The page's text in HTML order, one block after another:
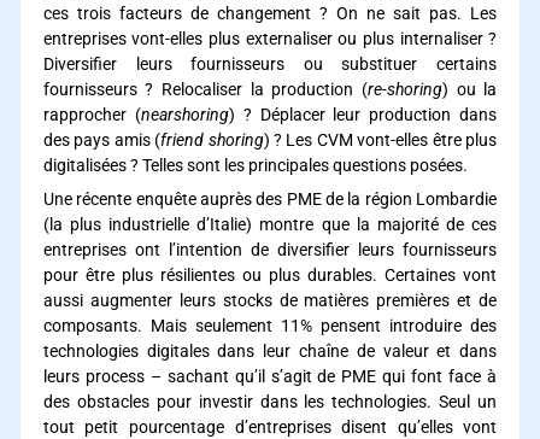
ces trois facteurs de changement ? On ne sait pas. Les
entreprises vont-elles plus externaliser ou plus internaliser ?
Diversifier leurs fournisseurs ou substituer certains
fournisseurs ? Relocaliser la production (re-shoring) ou la
rapprocher (nearshoring) ? Déplacer leur production dans
des pays amis (friend shoring) ? Les CVM vont-elles être plus
digitalisées ? Telles sont les principales questions posées.
Une récente enquête auprès des PME de la région Lombardie
(la plus industrielle d’Italie) montre que la majorité de ces
entreprises ont l’intention de diversifier leurs fournisseurs
pour être plus résilientes ou plus durables. Certaines vont
aussi augmenter leurs stocks de matières premières et de
composants. Mais seulement 11% pensent introduire des
technologies digitales dans leur chaîne de valeur et dans
leurs process – sachant qu’il s’agit de PME qui font face à
des obstacles pour investir dans les technologies. Seul un
tout petit pourcentage d’entreprises disent qu’elles vont